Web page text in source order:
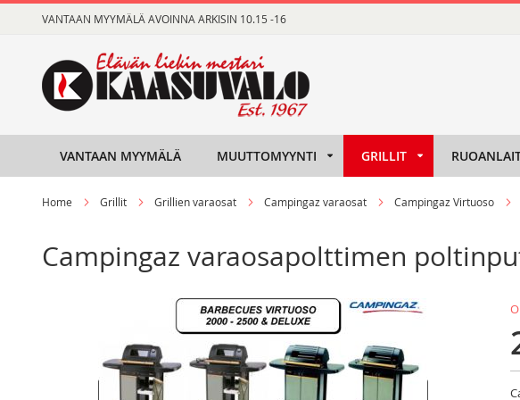
to
VANTAAN MYYMÄLÄ AVOINNA ARKISIN 10.15 -16
VANTAAN MYYMÄLÄ MUUTTOMYYNTI GRILLIT
Home Grillit Grillien varaosat Campingaz varaosat Campingaz Virtuoso
Campingaz varaosapolttimen